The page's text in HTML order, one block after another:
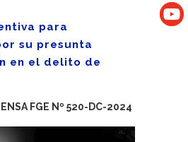
para
su presunta
en el delito de
FGE Nº 520-DC-2024